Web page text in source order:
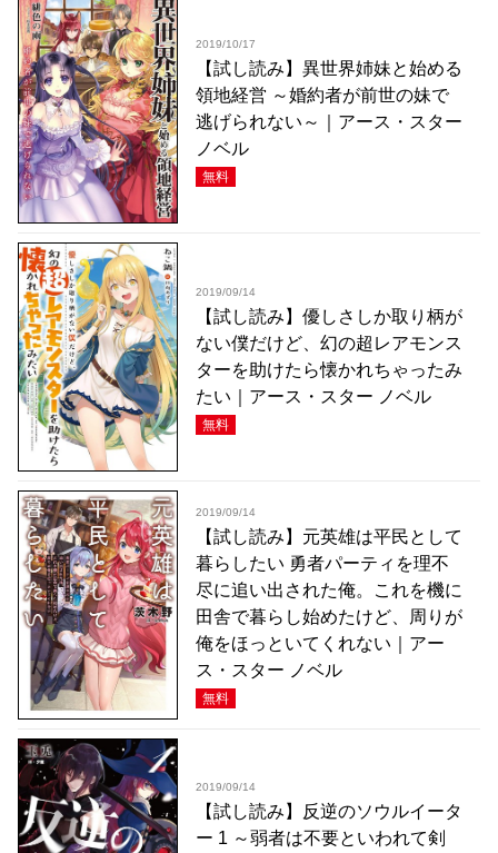
2019/10/17
【試し読み】異世界姉妹と始める
領地経営 ～婚約者が前世の妹で
逃げられない～｜アース・スター
ノベル
無料
2019/09/14
【試し読み】優しさしか取り柄が
ない僕だけど、幻の超レアモンス
ターを助けたら懐かれちゃったみ
たい｜アース・スター ノベル
無料
2019/09/14
【試し読み】元英雄は平民として
暮らしたい 勇者パーティを理不
尽に追い出された俺。これを機に
田舎で暮らし始めたけど、周りが
俺をほっといてくれない｜アー
ス・スター ノベル
無料
2019/09/14
【試し読み】反逆のソウルイータ
ー 1 ～弱者は不要といわれて剣